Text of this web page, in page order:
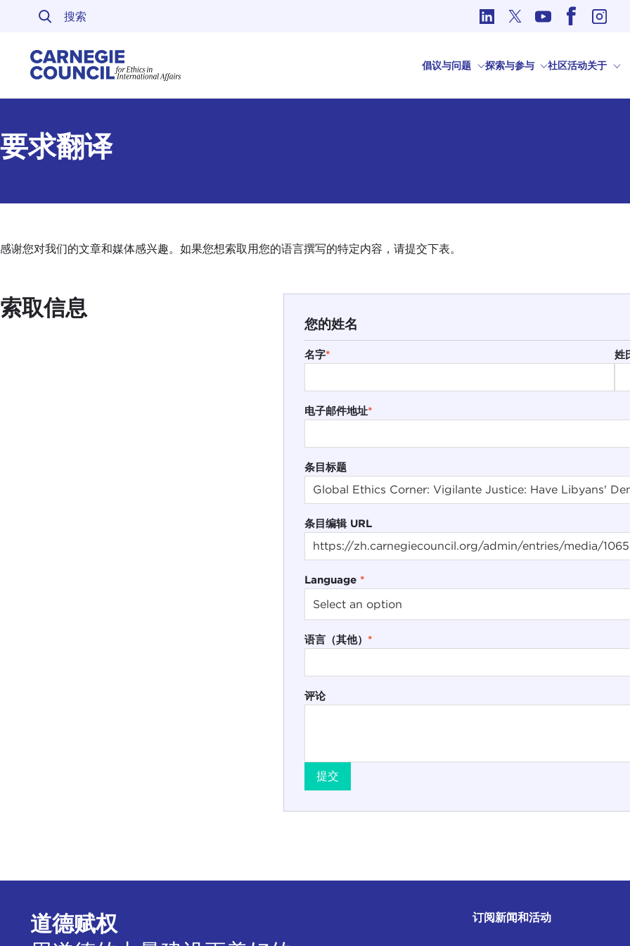
跳至内容
倡议与问题 探索与参与 社区活动关于
要求翻译
感谢您对我们的文章和媒体感兴趣。如果您想索取用您的语言撰写的特定内容，请提交下表。
索取信息
您的姓名
名字* 姓
电子邮件地址*
条目标题
条目编辑 URL
Language *
语言（其他） *
评论
提交
道德赋权
订阅新闻和活动